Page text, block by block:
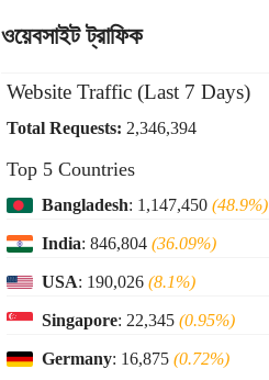
ওয়েবসাইট ট্রাফিক
Website Traffic (Last 7 Days)
Total Requests: 2,346,394
Top 5 Countries
Bangladesh: 1,147,450 (48.9%)
India: 846,804 (36.09%)
USA: 190,026 (8.1%)
Singapore: 22,345 (0.95%)
Germany: 16,875 (0.72%)